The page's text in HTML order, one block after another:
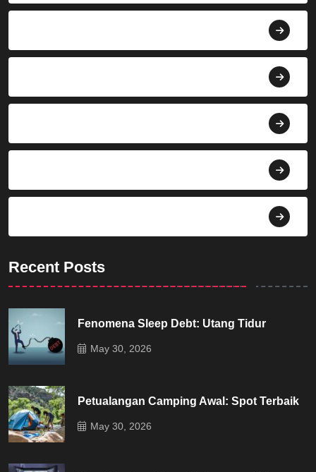
Recent Posts
Fenomena Sleep Debt: Utang Tidur
May 30, 2026
Petualangan Camping Awal: Spot Terbaik
May 30, 2026